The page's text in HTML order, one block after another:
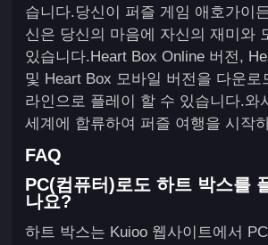
습니다.당신이 퍼즐 게임 애호가이
신은 당신의 마음에 자신의 재미와
있습니다.Heart Box Online 버전,
및 Heart Box 모바일 버전을 다운로
라인으로 플레이 할 수 있습니다.와
세계에 합류하여 퍼즐 여행을 시작
FAQ
PC(컴퓨터)로도 하트 박스를
나요?
하트 박스는 Kuioo 웹사이트에서